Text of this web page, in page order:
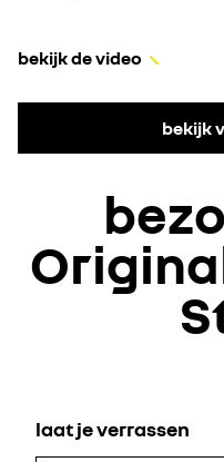
bekijk de video
bekijk
laat je verrassen